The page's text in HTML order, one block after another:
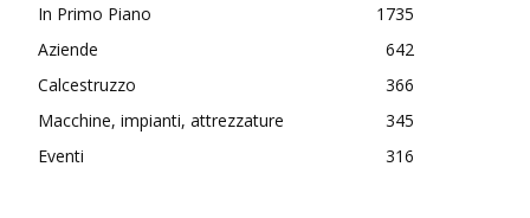
In Primo Piano
1735
Aziende
642
Calcestruzzo
366
Macchine, impianti, attrezzature
345
Eventi
316